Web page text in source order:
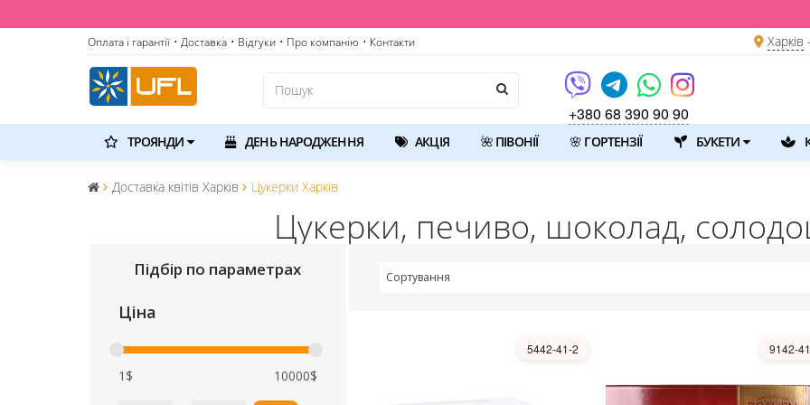
Оплата і гарантії • Доставка • Відгуки • Про компанію • Контакти Харків
+380 68 390 90 90
ТРОЯНДИ ДЕНЬ НАРОДЖЕННЯ АКЦІЯ 🌺 ПІВОНІЇ 🌸 ГОРТЕНЗІЇ БУКЕТИ
Доставка квітів Харків Цукерки Харків
Цукерки, печиво, шоколад,
Підбір по параметрах
Ціна
1$ 10000$
Сортування
5442-41-2 9142-